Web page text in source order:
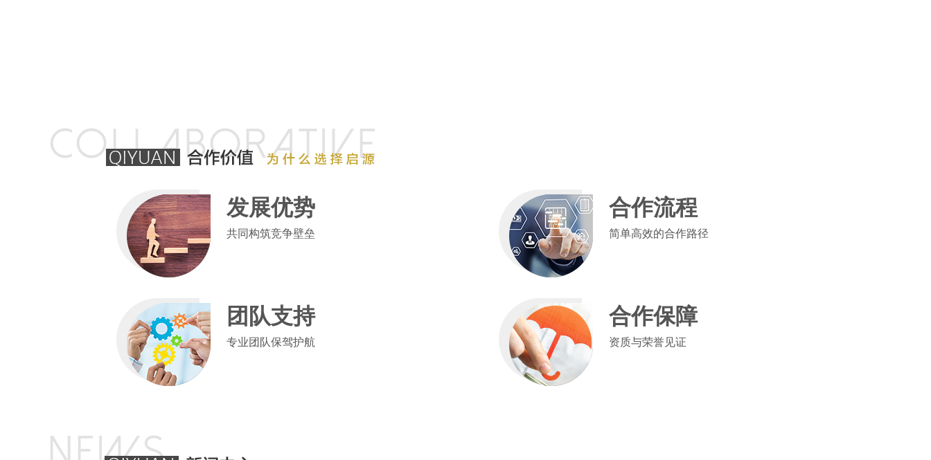
发展优势
共同构筑竞争壁垒
合作流程
简单高效的合作路径
团队支持
专业团队保驾护航
合作保障
资质与荣誉见证​